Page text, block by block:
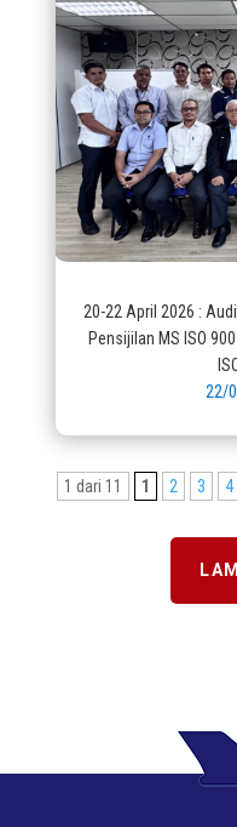
20-22 April 2026 :
Pensijilan MS ISO
22/
1 dari 11 1 2 3 4